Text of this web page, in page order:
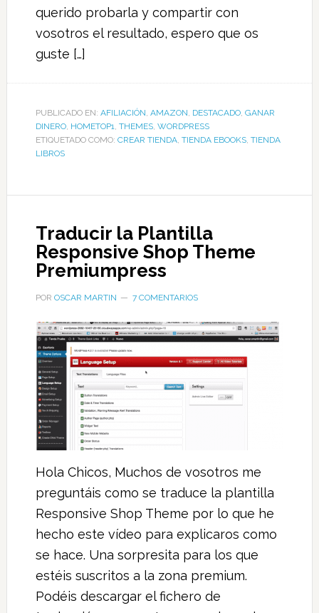
querido probarla y compartir con
vosotros el resultado, espero que os
guste […]
PUBLICADO EN: AFILIACIÓN, AMAZON, DESTACADO, GANAR
DINERO, HOMETOP1, THEMES, WORDPRESS
ETIQUETADO COMO: CREAR TIENDA, TIENDA EBOOKS, TIENDA
LIBROS
Traducir la Plantilla
Responsive Shop Theme
Premiumpress
POR OSCAR MARTIN 7 COMENTARIOS
Hola Chicos, Muchos de vosotros me
preguntáis como se traduce la plantilla
Responsive Shop Theme por lo que he
hecho este vídeo para explicaros como
se hace. Una sorpresita para los que
estéis suscritos a la zona premium.
Podéis descargar el fichero de